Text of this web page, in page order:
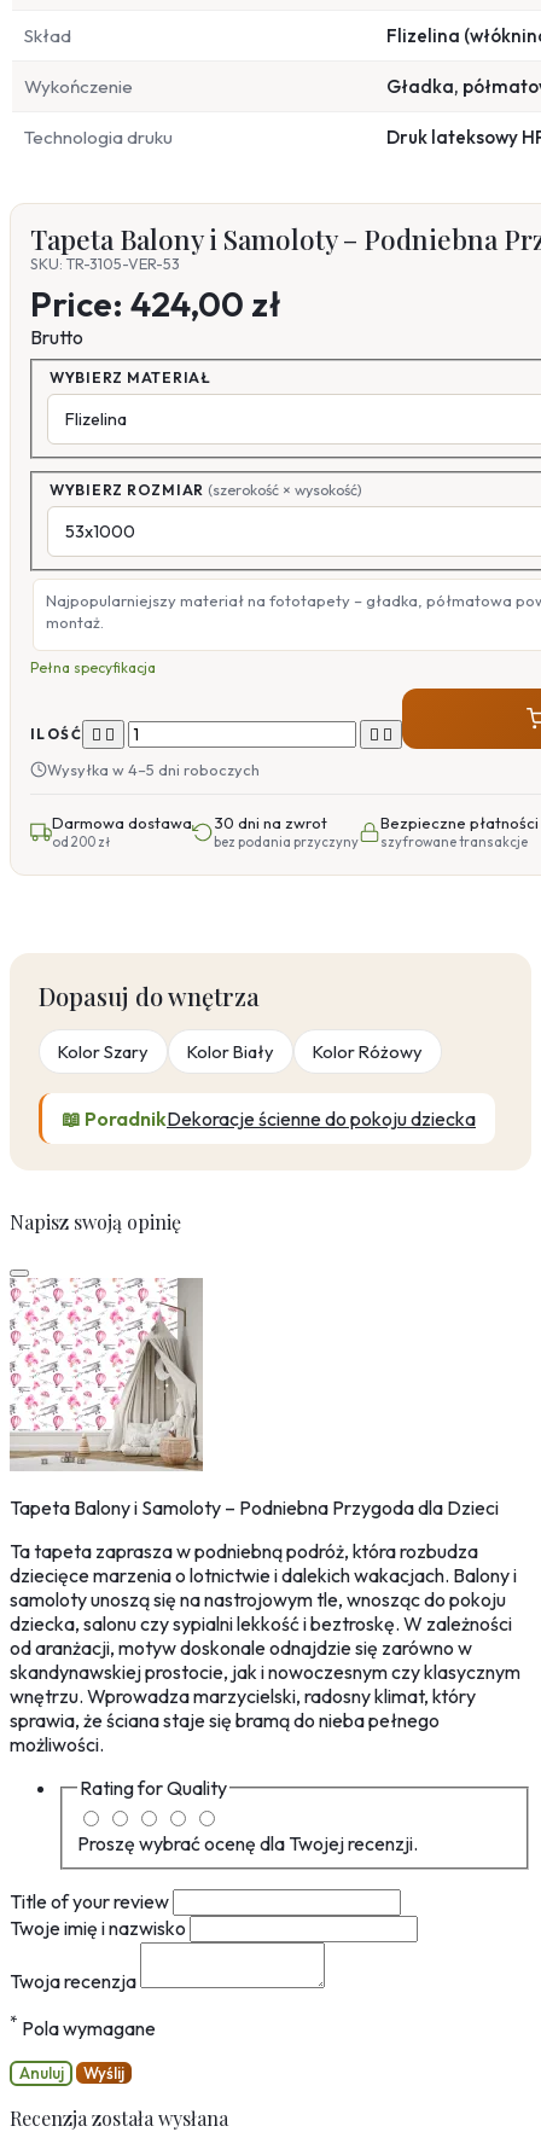
Skład Flizelina
Wykończenie Gładka,
Technologia druku Druk lateksowy
Tapeta Balony i Samoloty – Podniebna
SKU: TR-3105-VER-53
Price: 424,00 zł
Brutto
WYBIERZ MATERIAŁ
WYBIERZ ROZMIAR (szerokość × wysokość)
Najpopularniejszy materiał na fototapety – gładka, półmatowa
montaż.
Pełna specyfikacja
ILOŚĆ    
Wysyłka w 4–5 dni roboczych
Darmowa dostawa
od 200 zł
30 dni na zwrot
bez podania przyczyny
Bezpieczne płatności
szyfrowane transakcje
Dopasuj do wnętrza
Kolor Szary Kolor Biały Kolor Różowy
📖 PoradnikDekoracje ścienne do pokoju dziecka
Napisz swoją opinię
Tapeta Balony i Samoloty – Podniebna Przygoda dla Dzieci
Ta tapeta zaprasza w podniebną podróż, która rozbudza
dziecięce marzenia o lotnictwie i dalekich wakacjach. Balony i
samoloty unoszą się na nastrojowym tle, wnosząc do pokoju
dziecka, salonu czy sypialni lekkość i beztroskę. W zależności
od aranżacji, motyw doskonale odnajdzie się zarówno w
skandynawskiej prostocie, jak i nowoczesnym czy klasycznym
wnętrzu. Wprowadza marzycielski, radosny klimat, który
sprawia, że ściana staje się bramą do nieba pełnego
możliwości.
Rating forQuality
Proszę wybrać ocenę dla Twojej recenzji.
Title of your review
Twoje imię i nazwisko
Twoja recenzja
* Pola wymagane
Anuluj Wyślij
Recenzja została wysłana